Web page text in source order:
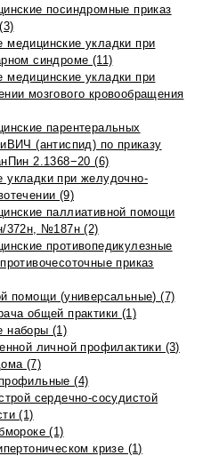
посиндромные приказ
медицинские укладки при
синдроме (11)
медицинские укладки при
мозгового кровообращения
парентеральных
(антиспид) по приказу
2.1368−20 (6)
укладки при желудочно-
(9)
паллиативной помощи
372н, №187н (2)
противопедикулезные
приказ
помощи (универсальные) (7)
общей практики (1)
наборы (1)
личной профилактики (3)
(7)
(4)
сердечно-сосудистой
(1)
(1)
кризе (1)